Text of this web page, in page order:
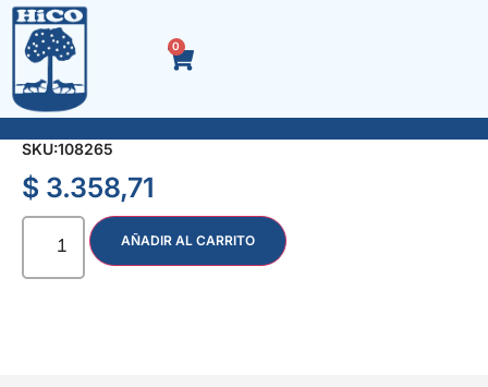
0
PUNZON CONICO MOLETEADO 8x110x3 mm.
SKU:108265
$ 3.358,71
AÑADIR AL CARRITO